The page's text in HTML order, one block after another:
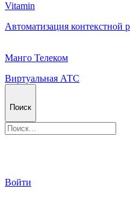
Vitamin
Автоматизация контекстной
Манго Телеком
Виртуальная АТС
Поиск
Войти